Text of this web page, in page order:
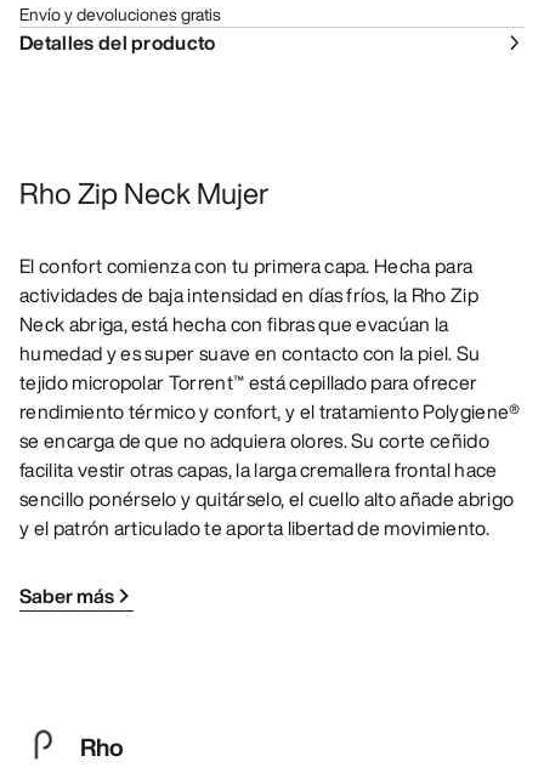
Envío y devoluciones gratis
Detalles del producto
Rho Zip Neck Mujer
El confort comienza con tu primera capa. Hecha para
actividades de baja intensidad en días fríos, la Rho Zip
Neck abriga, está hecha con fibras que evacúan la
humedad y es super suave en contacto con la piel. Su
tejido micropolar Torrent™ está cepillado para ofrecer
rendimiento térmico y confort, y el tratamiento Polygiene®
se encarga de que no adquiera olores. Su corte ceñido
facilita vestir otras capas, la larga cremallera frontal hace
sencillo ponérselo y quitárselo, el cuello alto añade abrigo
y el patrón articulado te aporta libertad de movimiento.
Saber más
Rho